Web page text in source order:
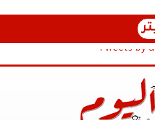
Tweets by